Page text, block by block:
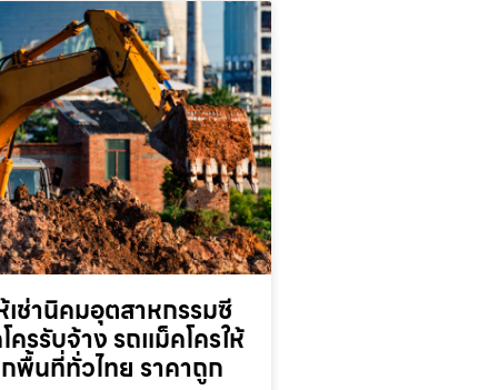
เช่านิคมอุตสาหกรรมซี
รรับจ้าง รถแม็คโครให้
กพื้นที่ทั่วไทย ราคาถูก